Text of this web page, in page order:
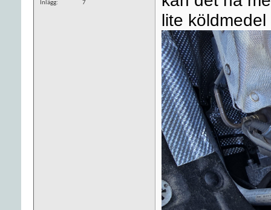
Inlägg
7
lite köldmedel